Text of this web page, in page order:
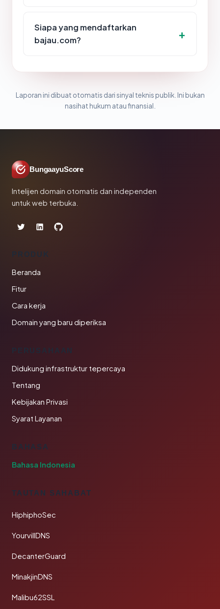
Siapa yang mendaftarkan
bajau.com?
Laporan ini dibuat otomatis dari sinyal teknis publik. Ini bukan
nasihat hukum atau finansial.
BungaayuScore
Intelijen domain otomatis dan independen
untuk web terbuka.
PRODUK
Beranda
Fitur
Cara kerja
Domain yang baru diperiksa
PERUSAHAAN
Didukung infrastruktur tepercaya
Tentang
Kebijakan Privasi
Syarat Layanan
BAHASA
Bahasa Indonesia
TAUTAN SAHABAT
HiphiphoSec
YourvillDNS
DecanterGuard
MinakjinDNS
Malibu62SSL